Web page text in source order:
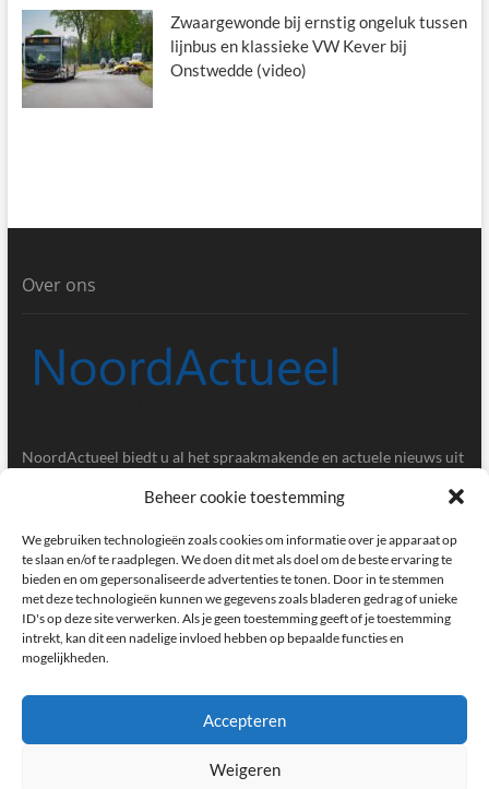
Beheer cookie toestemming
We gebruiken technologieën zoals cookies om informatie over je apparaat op
te slaan en/of te raadplegen. We doen dit met als doel om de beste ervaring te
bieden en om gepersonaliseerde advertenties te tonen. Door in te stemmen
met deze technologieën kunnen we gegevens zoals bladeren gedrag of unieke
ID's op deze site verwerken. Als je geen toestemming geeft of je toestemming
intrekt, kan dit een nadelige invloed hebben op bepaalde functies en
mogelijkheden.
Accepteren
Weigeren
Zwaargewonde bij ernstig ongeluk tussen
lijnbus en klassieke VW Kever bij
Onstwedde (video)
Over ons
NoordActueel biedt u al het spraakmakende en actuele nieuws uit
Gegevens
Postbus 5020, 9700GA, Groningen
redactie@noordactueel.nl